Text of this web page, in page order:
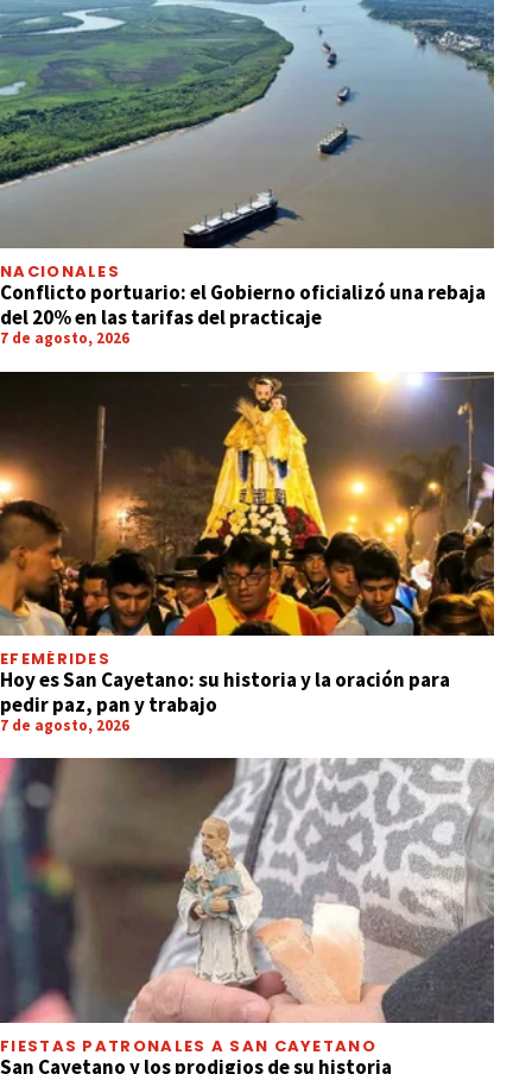
NACIONALES
Conflicto portuario: el Gobierno oficializó una rebaja
del 20% en las tarifas del practicaje
7 de agosto, 2026
EFEMÉRIDES
Hoy es San Cayetano: su historia y la oración para
pedir paz, pan y trabajo
7 de agosto, 2026
FIESTAS PATRONALES A SAN CAYETANO
San Cayetano y los prodigios de su historia